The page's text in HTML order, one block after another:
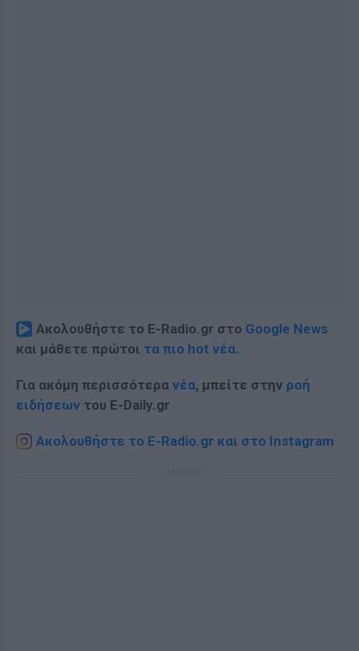
Ακολουθήστε το E-Radio.gr στο Google News
και μάθετε πρώτοι τα πιο hot νέα.
Για ακόμη περισσότερα νέα, μπείτε στην ροή
ειδήσεων του E-Daily.gr
Ακολουθήστε το E-Radio.gr και στο Instagram